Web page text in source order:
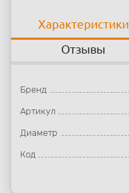
Характеристики
Отзывы
Бренд
Артикул
Диаметр
Код